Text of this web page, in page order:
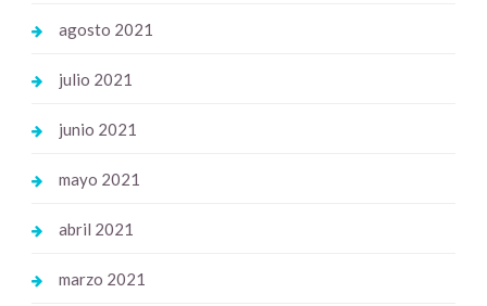
agosto 2021
julio 2021
junio 2021
mayo 2021
abril 2021
marzo 2021